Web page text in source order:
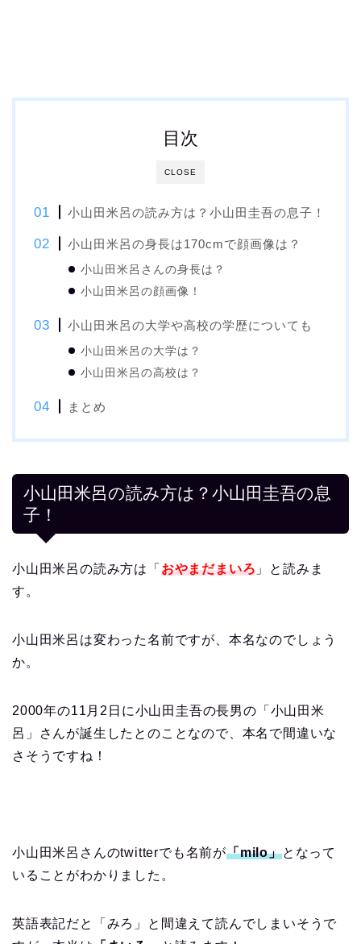
CLOSE
目次
小山田米呂の読み方は？小山田圭吾の息子！
小山田米呂の身長は170cmで顔画像は？
小山田米呂さんの身長は？
小山田米呂の顔画像！
小山田米呂の大学や高校の学歴についても
小山田米呂の大学は？
小山田米呂の高校は？
まとめ
小山田米呂の読み方は？小山田圭吾の息
子！
小山田米呂の読み方は「 おやまだまいろ 」と読みま
す。
小山田米呂は変わった名前ですが、本名なのでしょう
か。
2000年の11月2日に小山田圭吾の長男の「小山田米
呂」さんが誕生したとのことなので、本名で間違いな
さそうですね！
小山田米呂さんのtwitterでも名前が「milo」となって
いることがわかりました。
英語表記だと「みろ」と間違えて読んでしまいそうで